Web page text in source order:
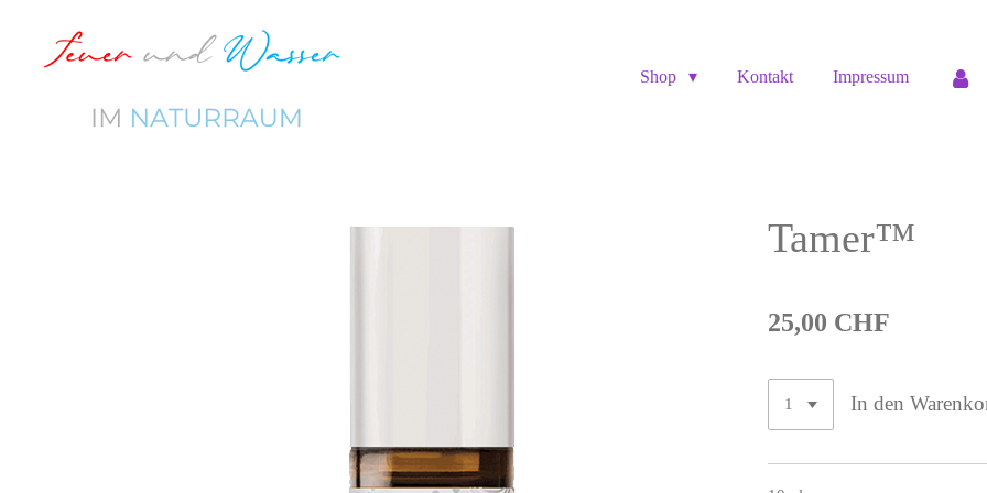
Hauptinhalt
Shop Kontakt Impressum
Tamer™
25,00 CHF
In den